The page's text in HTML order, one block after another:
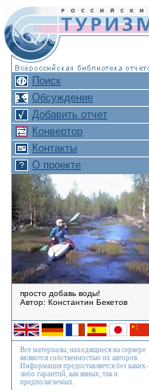
Поиск
Обсуждение
Добавить отчет
Конвертор
Контакты
О проекте
просто добавь воды!
Автор: Константин Бекетов
Все материалы, находящиеся на сервере
являются собственностью их авторов.
Информация предоставляется без каких-
либо гарантий, как явных, так и
предполагаемых.